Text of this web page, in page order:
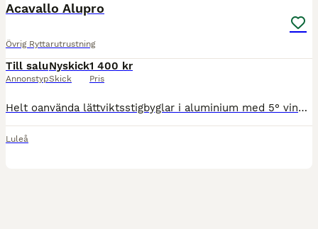
Acavallo Alupro
Övrig Ryttarutrustning
Till salu
Annonstyp
Nyskick
Skick
1 400 kr
Pris
Helt oanvända lättviktsstigbyglar i aluminium med 5° vinklad fotplatta , Acavallo Alupro i silver. Nypris 2000:-
Luleå